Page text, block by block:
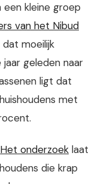
kleine groep
van het Nibud
moeilijk
geleden naar
ligt dat
met
Het onderzoek laat
die krap